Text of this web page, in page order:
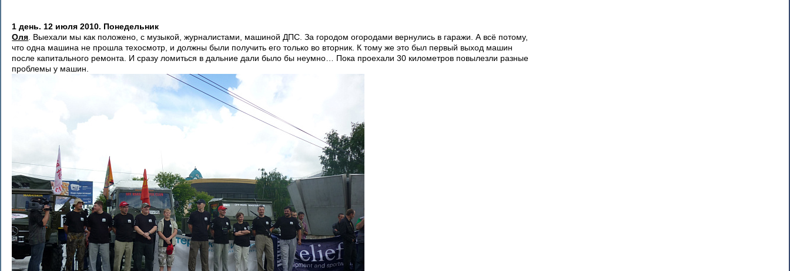
1 день. 12 июля 2010. Понедельник
Оля . Выехали мы как положено, с музыкой, журналистами, машиной ДПС. За городом огородами вернулись в гаражи. А всё потому,
что одна машина не прошла техосмотр, и должны были получить его только во вторник. К тому же это был первый выход машин
после капитального ремонта. И сразу ломиться в дальние дали было бы неумно… Пока проехали 30 километров повылезли разные
проблемы у машин.